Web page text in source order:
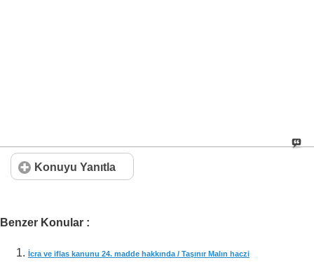
Konuyu Yanıtla
Benzer Konular :
İcra ve iflas kanunu 24. madde hakkında / Taşınır Malın haczi